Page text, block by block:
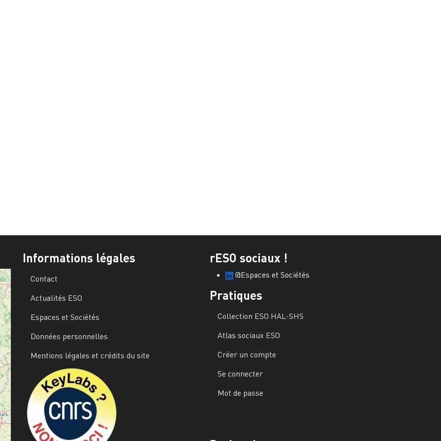
Informations légales
Contact
Actualités ESO
Espaces et Sociétés
Données personnelles
Mentions légales et crédits du site
rESO sociaux !
@Espaces et Sociétés
Pratiques
Collection ESO HAL-SHS
Atlas sociaux ESO
Créer un compte
Se connecter
Mot de passe